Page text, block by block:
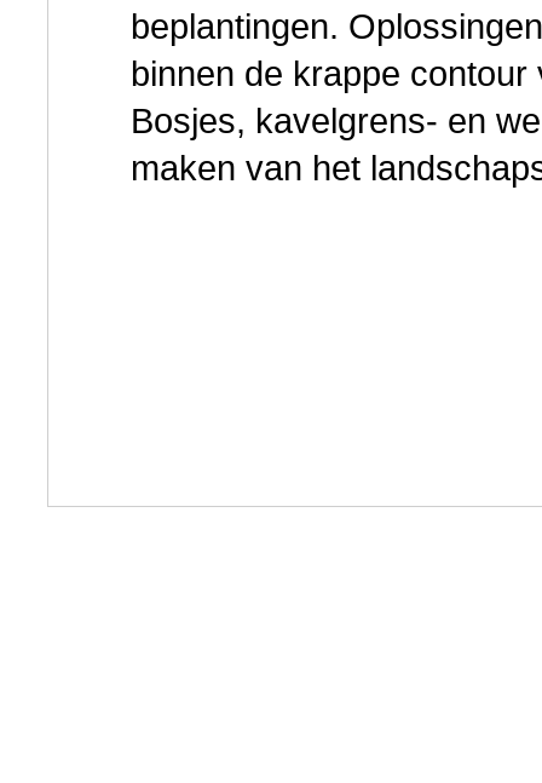
beplantingen.
binnen de krappe
Bosjes, kavelgrens- en
maken van het